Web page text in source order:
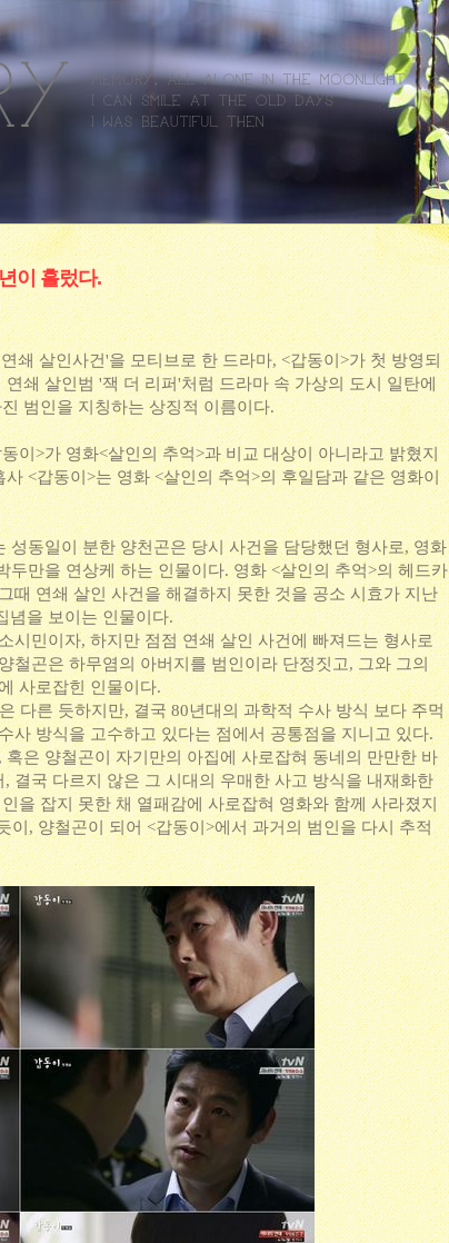
이 흘렀다.
쇄 살인사건'을 모티브로 한 드라마, <갑동이>가 첫 방영되
쇄 살인범 '잭 더 리퍼'처럼 드라마 속 가상의 도시 일탄에
범인을 지칭하는 상징적 이름이다.
이>가 영화<살인의 추억>과 비교 대상이 아니라고 밝혔지
<갑동이>는 영화 <살인의 추억>의 후일담과 같은 영화이
성동일이 분한 양천곤은 당시 사건을 담당했던 형사로, 영화
두만을 연상케 하는 인물이다. 영화 <살인의 추억>의 헤드카
때 연쇄 살인 사건을 해결하지 못한 것을 공소 시효가 지난
념을 보이는 인물이다.
시민이자, 하지만 점점 연쇄 살인 사건에 빠져드는 형사로
철곤은 하무염의 아버지를 범인이라 단정짓고, 그와 그의
사로잡힌 인물이다.
다른 듯하지만, 결국 80년대의 과학적 수사 방식 보다 주먹
사 방식을 고수하고 있다는 점에서 공통점을 지니고 있다.
은 양철곤이 자기만의 아집에 사로잡혀 동네의 만만한 바
결국 다르지 않은 그 시대의 우매한 사고 방식을 내재화한
을 잡지 못한 채 열패감에 사로잡혀 영화와 함께 사라졌지
이, 양철곤이 되어 <갑동이>에서 과거의 범인을 다시 추적